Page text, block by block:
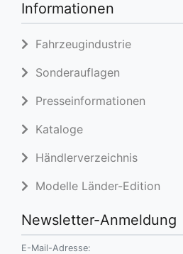
Informationen
Fahrzeugindustrie
Sonderauflagen
Presseinformationen
Kataloge
Händlerverzeichnis
Modelle Länder-Edition
Newsletter-Anmeldung
E-Mail-Adresse: